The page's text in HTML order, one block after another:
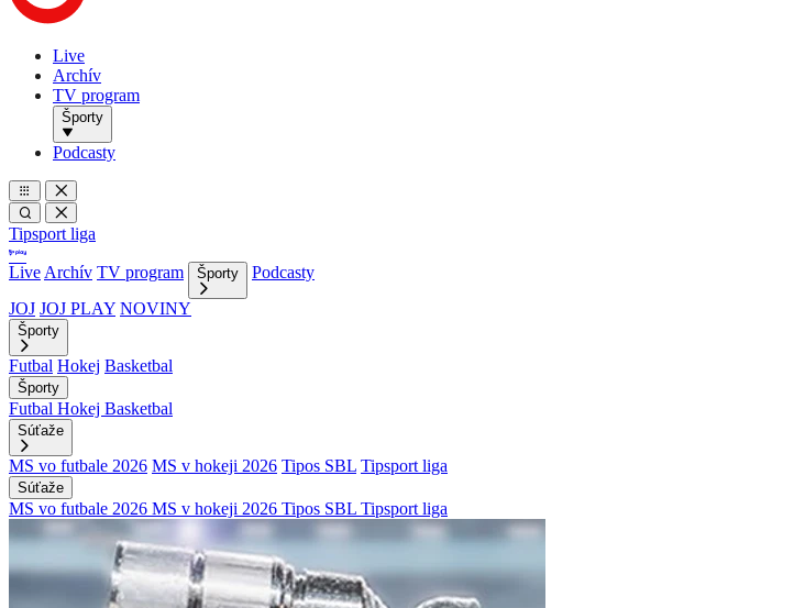
Live
Archív
TV program
Športy
Podcasty
Tipsport liga
Live Archív TV program Športy
Podcasty
JOJ JOJ PLAY NOVINY
Športy
Futbal Hokej Basketbal
Športy
Futbal Hokej Basketbal
Súťaže
MS vo futbale 2026 MS v hokeji 2026 Tipos SBL Tipsport liga
Súťaže
MS vo futbale 2026 MS v hokeji 2026 Tipos SBL Tipsport liga